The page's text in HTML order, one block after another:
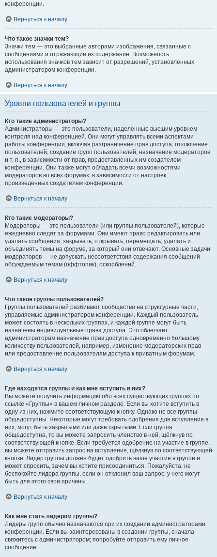
конференции.
Вернуться к началу
Что такое значки тем?
Значки тем — это выбранные авторами изображения, связанные с
сообщениями и отражающие их содержание. Возможность
использования значков тем зависит от разрешений, установленных
администратором конференции.
Вернуться к началу
Уровни пользователей и группы
Кто такие администраторы?
Администраторы — это пользователи, наделённые высшим уровнем
контроля над конференцией. Они могут управлять всеми аспектами
работы конференции, включая разграничение прав доступа, отключение
пользователей, создание групп пользователей, назначение модераторов
и т. п., в зависимости от прав, предоставленных им создателем
конференции. Они также могут обладать всеми возможностями
модераторов во всех форумах, в зависимости от настроек,
произведённых создателем конференции.
Вернуться к началу
Кто такие модераторы?
Модераторы — это пользователи (или группы пользователей), которые
ежедневно следят за форумами. Они имеют право редактировать или
удалять сообщения, закрывать, открывать, перемещать, удалять и
объединять темы на форуме, за который они отвечают. Основные задачи
модераторов — не допускать несоответствия содержания сообщений
обсуждаемым темам (оффтопик), оскорблений.
Вернуться к началу
Что такое группы пользователей?
Группы пользователей разбивают сообщество на структурные части,
управляемые администратором конференции. Каждый пользователь
может состоять в нескольких группах, и каждой группе могут быть
назначены индивидуальные права доступа. Это облегчает
администраторам назначение прав доступа одновременно большому
количеству пользователей, например, изменение модераторских прав
или предоставление пользователям доступа к приватным форумам.
Вернуться к началу
Где находятся группы и как мне вступить в них?
Вы можете получить информацию обо всех существующих группах по
ссылке «Группы» в вашем личном разделе. Если вы хотите вступить в
одну из них, нажмите соответствующую кнопку. Однако не все группы
общедоступны. Некоторые могут требовать одобрения для вступления в
них, могут быть закрытыми или даже скрытыми. Если группа
общедоступна, то вы можете запросить членство в ней, щёлкнув по
соответствующей кнопке. Если требуется одобрение на участие в группе,
вы можете отправить запрос на вступление, щёлкнув по соответствующей
кнопке. Лидер группы должен будет одобрить ваше участие в группе и
может спросить, зачем вы хотите присоединиться. Пожалуйста, не
беспокойте лидера группы, если он отклонил ваш запрос; у него могут
быть для этого свои причины.
Вернуться к началу
Как мне стать лидером группы?
Лидеры групп обычно назначаются при их создании администраторами
конференции. Если вы заинтересованы в создании группы, сначала
свяжитесь с администратором; попробуйте отправить ему личное
сообщение.